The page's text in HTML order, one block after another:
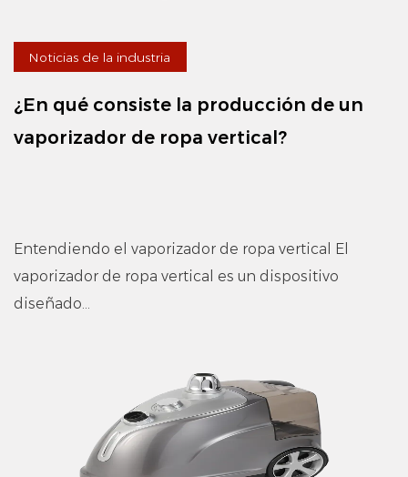
Noticias de la industria
¿En qué consiste la producción de un
vaporizador de ropa vertical?
Entendiendo el vaporizador de ropa vertical El
vaporizador de ropa vertical es un dispositivo
diseñado...